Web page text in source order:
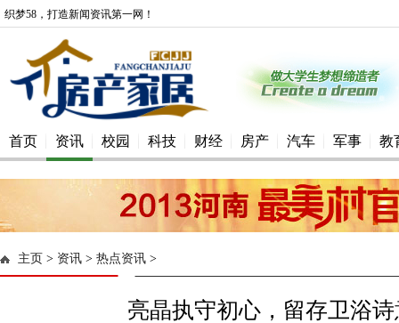
织梦58，打造新闻资讯第一网！
首页 资讯 校园 科技 财经 房产 汽车 军事 教
主页 > 资讯 > 热点资讯 >
亮晶执守初心，留存卫浴